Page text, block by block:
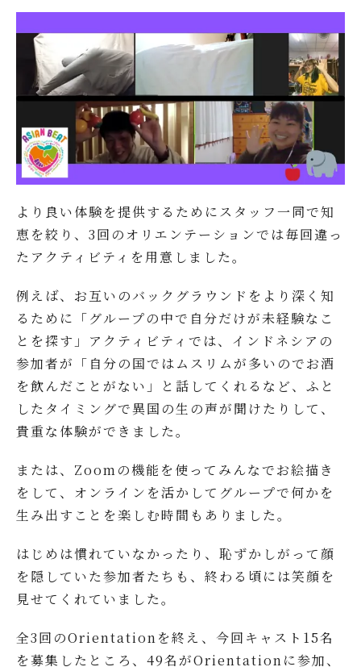
より良い体験を提供するためにスタッフ一同で知
恵を絞り、3回のオリエンテーションでは毎回違っ
たアクティビティを用意しました。
例えば、お互いのバックグラウンドをより深く知
るために「グループの中で自分だけが未経験なこ
とを探す」アクティビティでは、インドネシアの
参加者が「自分の国ではムスリムが多いのでお酒
を飲んだことがない」と話してくれるなど、ふと
したタイミングで異国の生の声が聞けたりして、
貴重な体験ができました。
または、Zoomの機能を使ってみんなでお絵描き
をして、オンラインを活かしてグループで何かを
生み出すことを楽しむ時間もありました。
はじめは慣れていなかったり、恥ずかしがって顔
を隠していた参加者たちも、終わる頃には笑顔を
見せてくれていました。
全3回のOrientationを終え、今回キャスト15名
を募集したところ、49名がOrientationに参加、